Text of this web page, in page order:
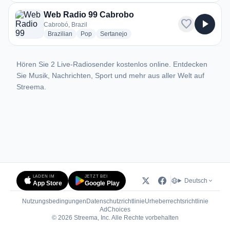
Web Radio 99 Cabrobo
Cabrobó, Brazil
Brazilian radio stations
Popradio stations
Sertanejoradio stations
favorite play_arrow
Hören Sie 2 Live-Radiosender kostenlos online. Entdecken
Sie Musik, Nachrichten, Sport und mehr aus aller Welt auf
Streema.
LADEN IM
App Store
JETZT BEI
Google Play Deutsch
Nutzungsbedingungen DatenschutzrichtlinieUrheberrechtsrichtlinie
AdChoices(öffnet in neuem Tab)
© 2026 Streema, Inc. Alle Rechte vorbehalten